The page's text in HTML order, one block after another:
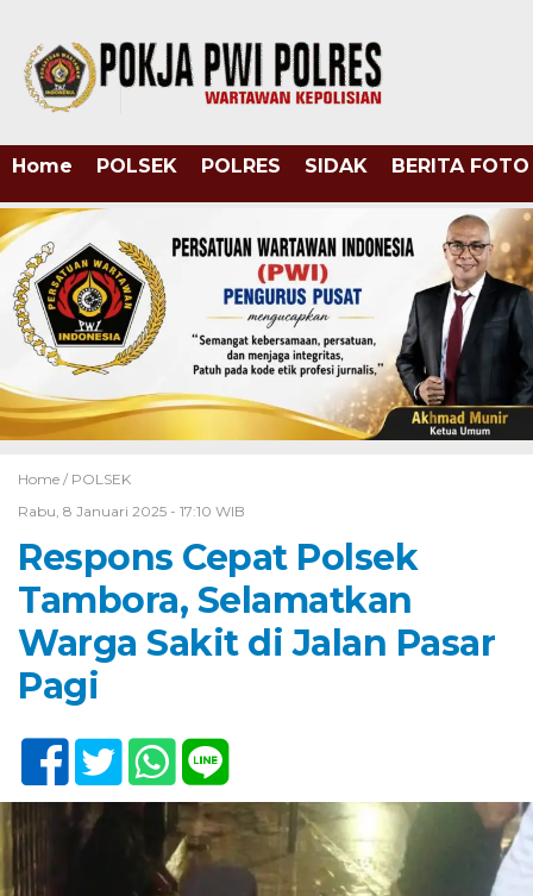
Home POLSEK POLRES SIDAK BERITA FOTO
Home / POLSEK
Rabu, 8 Januari 2025 - 17:10 WIB
Respons Cepat Polsek
Tambora, Selamatkan
Warga Sakit di Jalan Pasar
Pagi